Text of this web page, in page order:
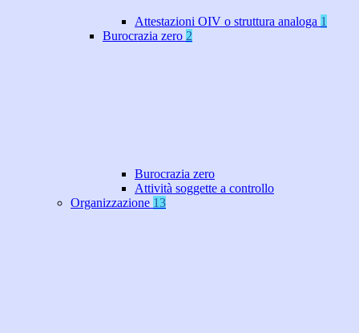
Attestazioni OIV o struttura analoga 1
Burocrazia zero 2
Burocrazia zero
Attività soggette a controllo
Organizzazione 13